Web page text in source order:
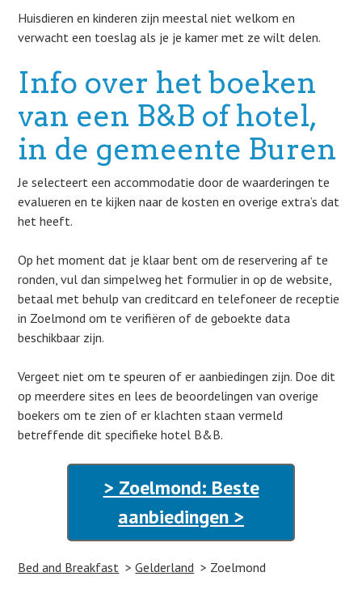
Huisdieren en kinderen zijn meestal niet welkom en
verwacht een toeslag als je je kamer met ze wilt delen.
Info over het boeken
van een B&B of hotel,
in de gemeente Buren
Je selecteert een accommodatie door de waarderingen te
evalueren en te kijken naar de kosten en overige extra’s dat
het heeft.
Op het moment dat je klaar bent om de reservering af te
ronden, vul dan simpelweg het formulier in op de website,
betaal met behulp van creditcard en telefoneer de receptie
in Zoelmond om te verifiëren of de geboekte data
beschikbaar zijn.
Vergeet niet om te speuren of er aanbiedingen zijn. Doe dit
op meerdere sites en lees de beoordelingen van overige
boekers om te zien of er klachten staan vermeld
betreffende dit specifieke hotel B&B.
> Zoelmond: Beste
aanbiedingen >
Bed and Breakfast Gelderland Zoelmond